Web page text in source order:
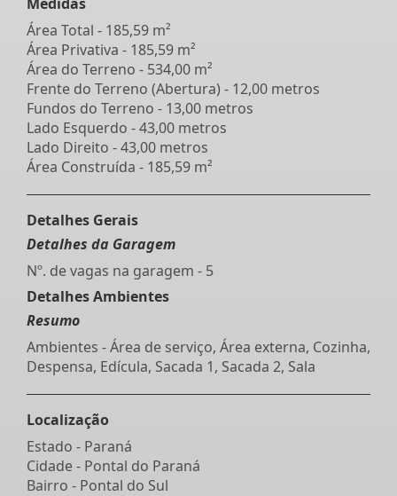
Área Total - 185,59 m²
Área Privativa - 185,59 m²
Área do Terreno - 534,00 m²
Frente do Terreno (Abertura) - 12,00 metros
Fundos do Terreno - 13,00 metros
Lado Esquerdo - 43,00 metros
Lado Direito - 43,00 metros
Área Construída - 185,59 m²
Detalhes Gerais
Detalhes da Garagem
Nº. de vagas na garagem - 5
Detalhes Ambientes
Resumo
Ambientes - Área de serviço, Área externa, Cozinha,
Despensa, Edícula, Sacada 1, Sacada 2, Sala
Localização
Estado - Paraná
Cidade - Pontal do Paraná
Bairro - Pontal do Sul